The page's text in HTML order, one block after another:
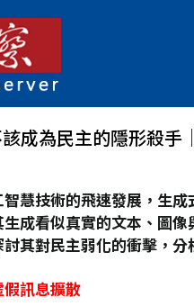
成為民主的隱形殺
智慧技術的飛速發展，生
成看似真實的文本、圖
其對民主弱化的衝擊，
訊息擴散